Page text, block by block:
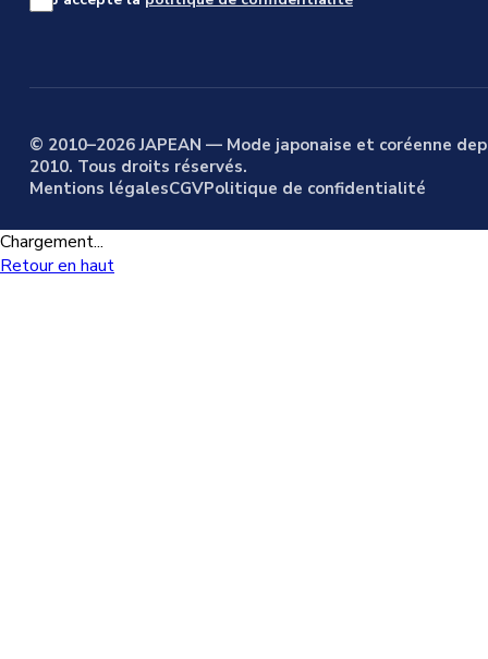
© 2010–2026 JAPEAN — Mode japonaise et coréenne
2010. Tous droits réservés.
Mentions légalesCGVPolitique de confidentialité
Chargement...
Retour en haut